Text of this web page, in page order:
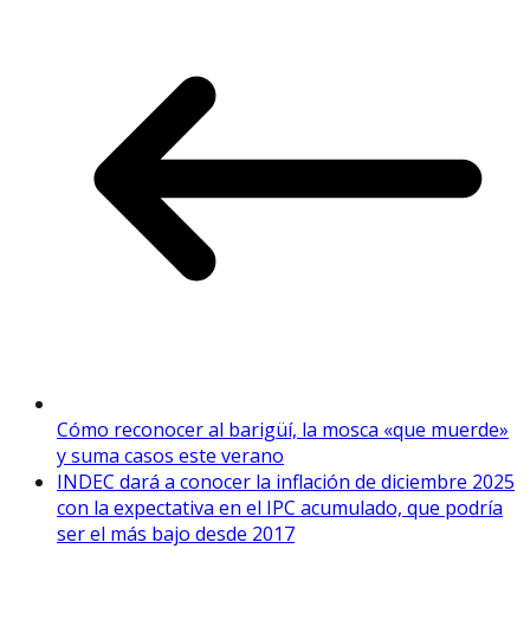
Cómo reconocer al barigüí, la mosca «que muerde»
y suma casos este verano
INDEC dará a conocer la inflación de diciembre 2025
con la expectativa en el IPC acumulado, que podría
ser el más bajo desde 2017